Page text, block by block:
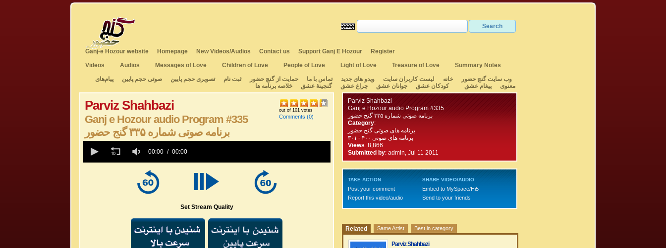
Ganj-e Hozour website Homepage New Videos/Audios Contact us Support Ganj E Hozour
Register
Videos
Audios Messages of Love Children of Love People of Love Light of Love Treasure of Love
Summary Notes
وب سایت گنج حضور
خانه لیست کاربران سایت ویدو های جدید تماس با ما حمایت از گنچ حضور ثبت نام تصویری حجم پایین صوتی حجم پایین
پیام‌های
معنوی
پیغام عشق کودکان عشق جوانان عشق چراغ عشق گنجینهٔ عشق خلاصه برنامه ها
Parviz Shahbazi
Ganj e Hozour audio Program #335
برنامه صوتی شماره ۳۳۵ گنج حضور
out of 101 votes
Comments (0)
seconds
00:00 00:00
Set Stream Quality
Parviz Shahbazi
Ganj e Hozour audio Program #335
برنامه صوتی شماره ۳۳۵ گنج حضور
Category:
برنامه های صوتی گنج حضور
برنامه های صوتی ۴۰۰ - ۳۰۱
Views: 8,866
Submitted by: admin, Jul 11 2011
TAKE ACTION
Post your comment
Report this video/audio
SHARE VIDEO/AUDIO
Embed to MySpace/Hi5
Send to your friends
Related Same Artist Best in category
Parviz Shahbazi